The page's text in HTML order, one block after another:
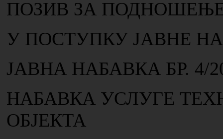
ПОЗИВ ЗА
У ПОСТУПКУ ЈАВНЕ
ЈАВНА НАБАВКА БР. 4/
НАБАВКА УСЛУГЕ
ОБЈЕКТА